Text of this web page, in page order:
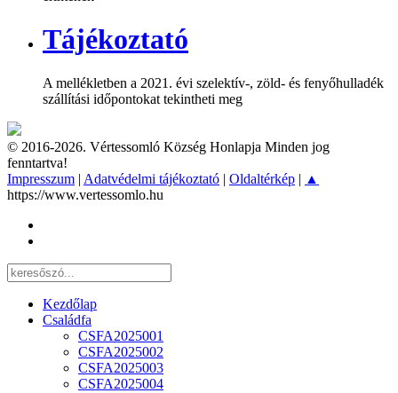
Tájékoztató
A mellékletben a 2021. évi szelektív-, zöld- és fenyőhulladék
szállítási időpontokat tekintheti meg
© 2016-2026. Vértessomló Község Honlapja Minden jog
fenntartva!
Impresszum | Adatvédelmi tájékoztató | Oldaltérkép | ▲
https://www.vertessomlo.hu
Kezdőlap
Családfa
CSFA2025001
CSFA2025002
CSFA2025003
CSFA2025004